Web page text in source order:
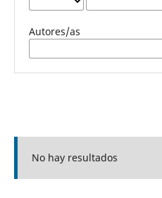
Autores/as
No hay resultados